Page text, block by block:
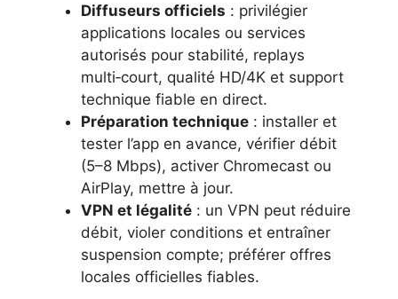
Diffuseurs officiels : privilégier
applications locales ou services
autorisés pour stabilité, replays
multi‑court, qualité HD/4K et support
technique fiable en direct.
Préparation technique : installer et
tester l’app en avance, vérifier débit
(5–8 Mbps), activer Chromecast ou
AirPlay, mettre à jour.
VPN et légalité : un VPN peut réduire
débit, violer conditions et entraîner
suspension compte; préférer offres
locales officielles fiables.